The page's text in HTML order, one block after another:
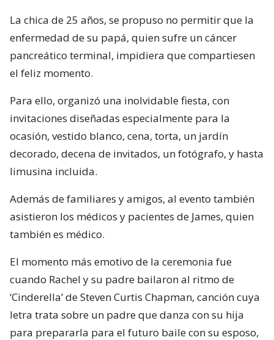
La chica de 25 años, se propuso no permitir que la
enfermedad de su papá, quien sufre un cáncer
pancreático terminal, impidiera que compartiesen
el feliz momento.
Para ello, organizó una inolvidable fiesta, con
invitaciones diseñadas especialmente para la
ocasión, vestido blanco, cena, torta, un jardín
decorado, decena de invitados, un fotógrafo, y hasta
limusina incluida.
Además de familiares y amigos, al evento también
asistieron los médicos y pacientes de James, quien
también es médico.
El momento más emotivo de la ceremonia fue
cuando Rachel y su padre bailaron al ritmo de
‘Cinderella’ de Steven Curtis Chapman, canción cuya
letra trata sobre un padre que danza con su hija
para prepararla para el futuro baile con su esposo,